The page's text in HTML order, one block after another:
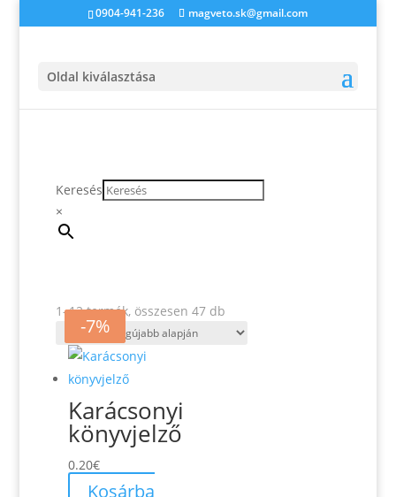
0904-941-236 magveto.sk@gmail.com
Oldal kiválasztása
Keresés
×
1–12 termék, összesen 47 dbSorted
by
Karácsonyi
könyvjelző
0.20€
Kosárba
-2%
-7%